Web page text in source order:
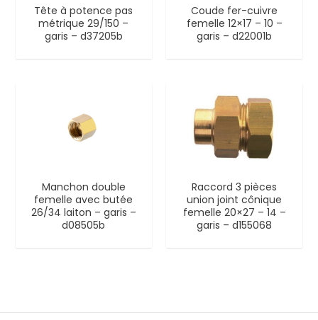
Tête à potence pas
métrique 29/150 –
garis – d37205b
Coude fer-cuivre
femelle 12×17 – 10 –
garis – d22001b
Manchon double
femelle avec butée
26/34 laiton – garis –
d08505b
Raccord 3 pièces
union joint cônique
femelle 20×27 – 14 –
garis – d155068